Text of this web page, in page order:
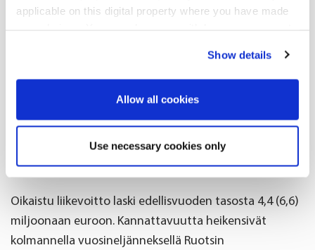
applicable on this digital property where you have made
If you allow, we would also like to:
Identify your device by actively scanning it for
specific characteristics (fingerprinting)
Find out more about how your personal data is processed
and set your preferences in thedetails section
Show details
Allow all cookies
Use necessary cookies only
Ruotsin annosjakeluliiketoiminnan pienempien
lääkkeiden jakelumarkkinoista pysyi vakaana sekä
vuosineljänneksellä hieman heikompaa kuin vuoden
ensimmäisellä puoliskolla, mutta uskomme, että
markkinoiden pitkän aikavälin kehitystä edistävät
tekijät eivät ole muuttuneet.
Oikaistu liikevoitto laski edellisvuoden tasosta 4,4 (6,6)
miljoonaan euroon. Kannattavuutta heikensivät
kolmannella vuosineljänneksellä Ruotsin